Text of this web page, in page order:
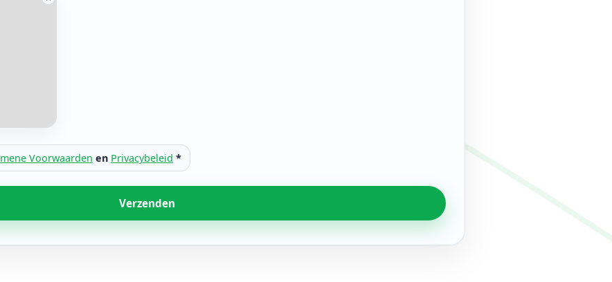
Voorwaarden en Privacybeleid *